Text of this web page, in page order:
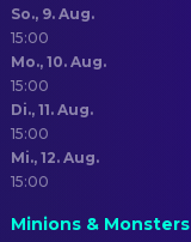
So., 9. Aug.
15:00
Mo., 10. Aug.
15:00
Di., 11. Aug.
15:00
Mi., 12. Aug.
15:00
Minions & Monsters